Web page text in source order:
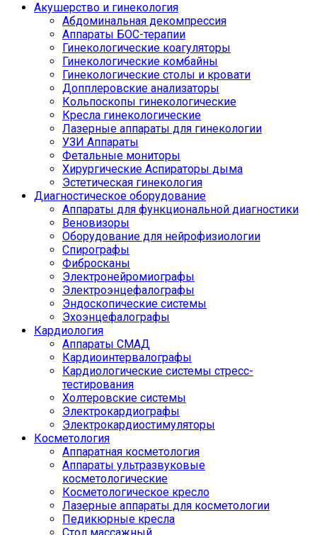
Акушерство и гинекология
Абдоминальная декомпрессия
Аппараты БОС-терапии
Гинекологические коагуляторы
Гинекологические комбайны
Гинекологические столы и кровати
Допплеровские анализаторы
Кольпоскопы гинекологические
Кресла гинекологические
Лазерные аппараты для гинекологии
УЗИ Аппараты
Фетальные мониторы
Хирургические Аспираторы дыма
Эстетическая гинекология
Диагностическое оборудование
Аппараты для функциональной диагностики
Веновизоры
Оборудование для нейрофизиологии
Спирографы
Фибросканы
Электронейромиографы
Электроэнцефалографы
Эндоскопические системы
Эхоэнцефалографы
Кардиология
Аппараты СМАД
Кардиоинтервалографы
Кардиологические системы стресс-
тестирования
Холтеровские системы
Электрокардиографы
Электрокардиостимуляторы
Косметология
Аппаратная косметология
Аппараты ультразвуковые
косметологические
Косметологическое кресло
Лазерные аппараты для косметологии
Педикюрные кресла